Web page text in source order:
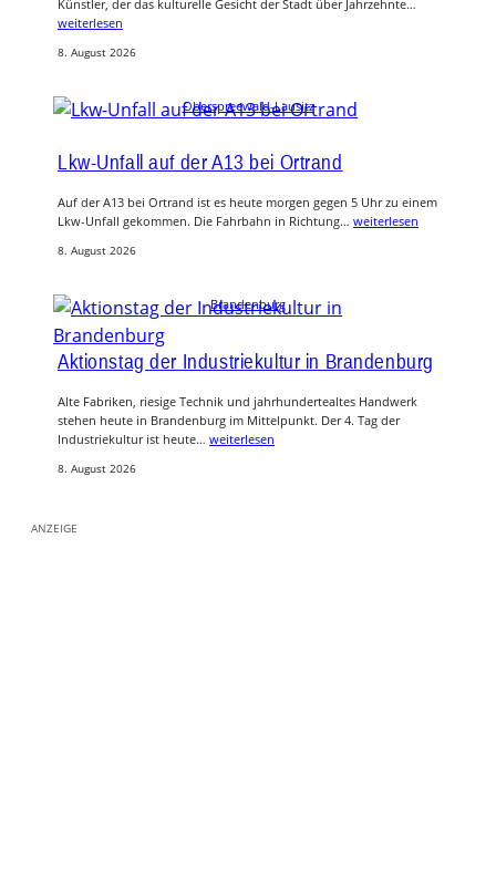
Künstler, der das kulturelle Gesicht der Stadt über Jahrzehnte…
weiterlesen
8. August 2026
Oberspreewald-Lausitz
Lkw-Unfall auf der A13 bei Ortrand
Auf der A13 bei Ortrand ist es heute morgen gegen 5 Uhr zu einem
Lkw-Unfall gekommen. Die Fahrbahn in Richtung… weiterlesen
8. August 2026
Brandenburg
Aktionstag der Industriekultur in Brandenburg
Alte Fabriken, riesige Technik und jahrhundertealtes Handwerk
stehen heute in Brandenburg im Mittelpunkt. Der 4. Tag der
Industriekultur ist heute… weiterlesen
8. August 2026